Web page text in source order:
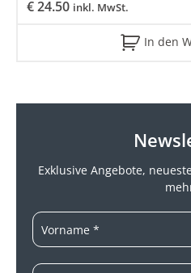
€24.50 inkl. MwSt.
In den
Exklusive Angebote, neueste